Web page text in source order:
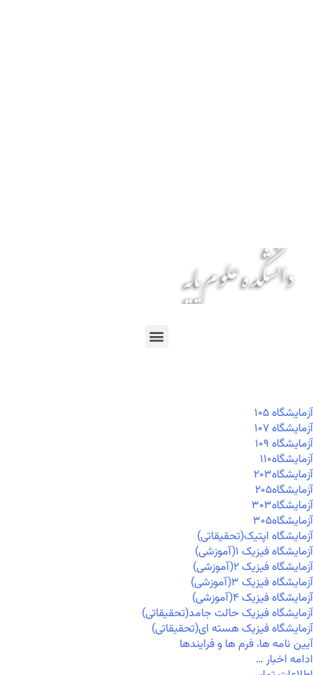
آزمايشگاه ۱۰۵
آزمايشگاه ۱۰۷
آزمايشگاه ۱۰۹
آزمايشگاه۱۱۰
آزمايشگاه۲۰۳
آزمايشگاه۲۰۵
آزمايشگاه۳۰۳
آزمايشگاه۳۰۵
آزمایشگاه اپتیک(تحقیقاتی)
آزمایشگاه فیزیک ۱(آموزشی)
آزمایشگاه فیزیک ۲(آموزشی)
آزمایشگاه فیزیک ۳(آموزشی)
آزمایشگاه فیزیک ۴(آموزشی)
آزمایشگاه فیزیک حالت جامد(تحقیقاتی)
آزمایشگاه فیزیک هسته ای(تحقیقاتی)
آیین نامه ها، فرم ها و فرایندها
ادامه اخبار …